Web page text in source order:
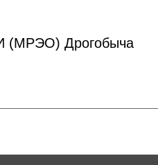
(МРЭО) Дрогобыча